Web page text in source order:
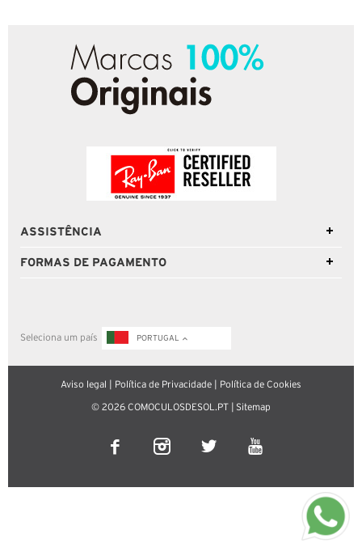
ASSISTÊNCIA
FORMAS DE PAGAMENTO
Seleciona um país PORTUGAL
Aviso legal Política de Privacidade Política de Cookies
© 2026 COMOCULOSDESOL.PT | Sitemap